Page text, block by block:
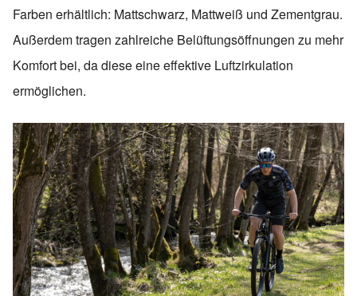
Farben erhältlich: Mattschwarz, Mattweiß und Zementgrau.
Außerdem tragen zahlreiche Belüftungsöffnungen zu mehr
Komfort bei, da diese eine effektive Luftzirkulation
ermöglichen.